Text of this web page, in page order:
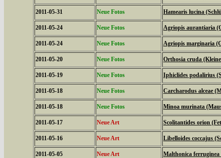
2011-05-31 Neue Fotos Hamearis lucina
2011-05-24 Neue Fotos Agriopis aurantiaria
2011-05-24 Neue Fotos Agriopis marginaria
2011-05-20 Neue Fotos Orthosia cruda
2011-05-19 Neue Fotos Iphiclides podalirius
2011-05-18 Neue Fotos Carcharodus alceae
2011-05-18 Neue Fotos Minoa murinata
2011-05-17 Neue Art Scolitantides orion
2011-05-16 Neue Art Libelloides coccajus
2011-05-05 Neue Art Malthonica